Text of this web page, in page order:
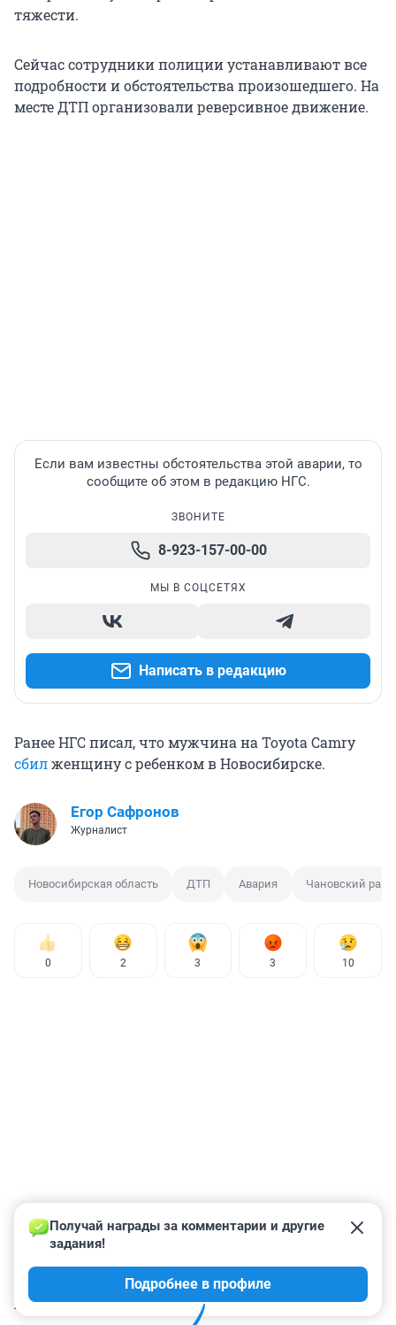
тяжести.
Сейчас сотрудники полиции устанавливают все
подробности и обстоятельства произошедшего. На
месте ДТП организовали реверсивное движение.
Если вам известны обстоятельства этой аварии, то
сообщите об этом в редакцию НГС.
ЗВОНИТЕ
8-923-157-00-00
МЫ В СОЦСЕТЯХ
Написать в редакцию
Ранее НГС писал, что мужчина на Toyota Camry
сбилженщину с ребенком в Новосибирске.
Егор Сафронов
Журналист
Новосибирская область ДТП Авария Чановский
0 2 3 3 10
КОММЕНТАРИИ 21
Получай награды за комментарии и другие
задания!
Подробнее в профиле